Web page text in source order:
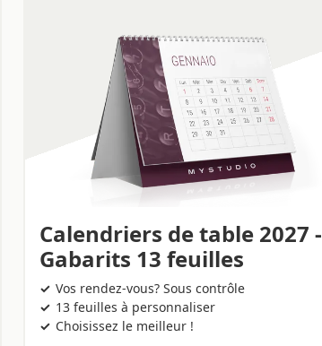
Calendriers de table 2027 -
Gabarits 13 feuilles
Vos rendez-vous? Sous contrôle
13 feuilles à personnaliser
Choisissez le meilleur !